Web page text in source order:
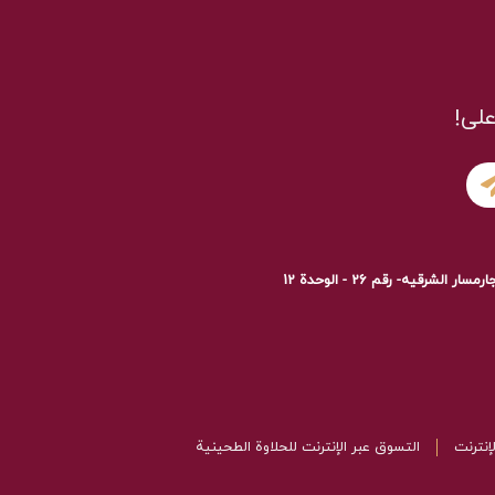
رقم 26 - الوحدة 12
التسوق عبر الإنترنت للحلاوة الطحينية